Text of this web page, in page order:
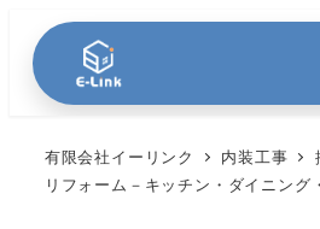
有限会社イーリンク 内装工事
リフォーム－キッチン・ダイニング